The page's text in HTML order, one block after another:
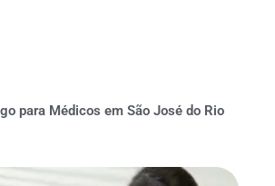
para Médicos em São José do Rio